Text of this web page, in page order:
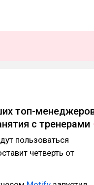
топ-
с тренерами
пользоваться
четверть от